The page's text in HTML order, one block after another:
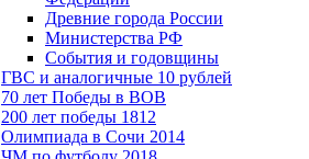
Древние города России
Министерства РФ
События и годовщины
ГВС и аналогичные 10 рублей
70 лет Победы в ВОВ
200 лет победы 1812
Олимпиада в Сочи 2014